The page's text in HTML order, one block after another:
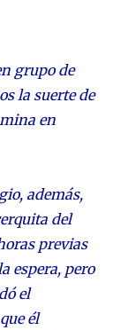
grupo de
la suerte de
en
además,
del
previas
espera, pero
el
él